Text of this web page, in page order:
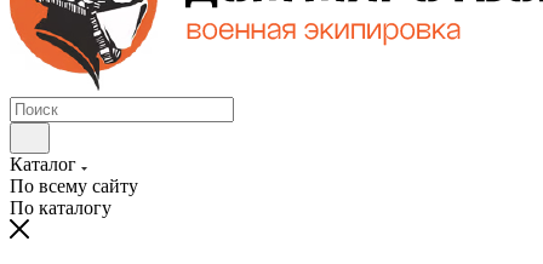
Каталог
По всему сайту
По каталогу